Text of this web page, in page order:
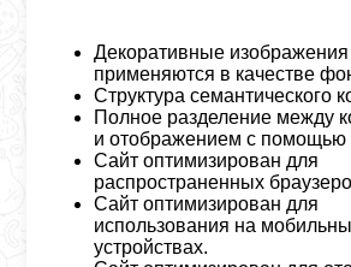
Декоративные изображения
применяются в качестве
Структура семантического
Полное разделение между
и отображением с помощью
Сайт оптимизирован для
распространенных
Сайт оптимизирован для
использования на
устройствах.